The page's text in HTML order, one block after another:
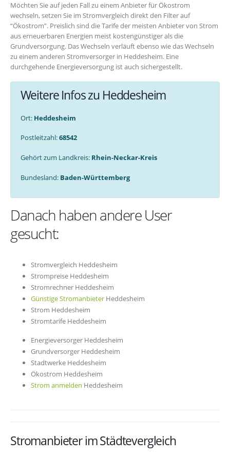
Möchten Sie auf jeden Fall zu einem Anbieter für Ökostrom
wechseln, setzen Sie im Stromvergleich direkt den Filter auf
“Ökostrom”. Preislich sind die Tarife der meisten Anbieter von Strom
aus erneuerbaren Energien meist kostengünstiger als die
Grundversorgung. Das Wechseln verläuft ebenso wie das Wechseln
zu einem anderen Stromversorger in Heddesheim. Eine
durchgehende Energieversorgung ist auch sichergestellt.
Weitere Infos zu Heddesheim
Ort: Heddesheim
Postleitzahl:68542
Gehört zum Landkreis: Rhein-Neckar-Kreis
Bundesland: Baden-Württemberg
Danach haben andere User
gesucht:
Stromvergleich Heddesheim
Strompreise Heddesheim
Stromrechner Heddesheim
Günstige Stromanbieter Heddesheim
Strom Heddesheim
Stromtarife Heddesheim
Energieversorger Heddesheim
Grundversorger Heddesheim
Stadtwerke Heddesheim
Ökostrom Heddesheim
Strom anmelden Heddesheim
Stromanbieter im Städtevergleich